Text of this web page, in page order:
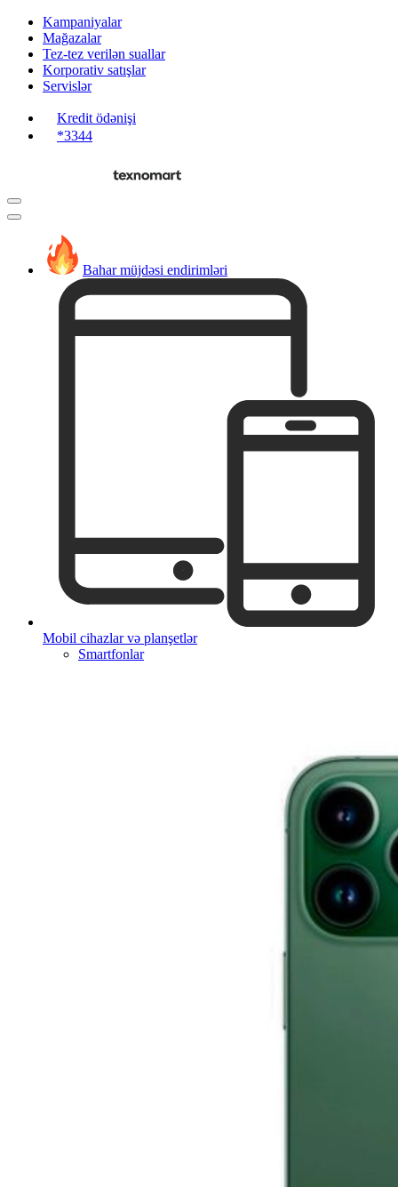
Kampaniyalar
Mağazalar
Tez-tez verilən suallar
Korporativ satışlar
Servislər
Kredit ödənişi
*3344
Bahar müjdəsi endirimləri
Mobil cihazlar və planşetlər
Smartfonlar